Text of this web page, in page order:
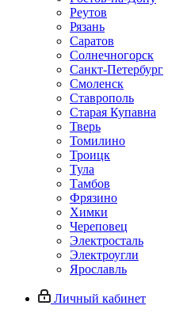
Реутов
Рязань
Саратов
Солнечногорск
Санкт-Петербург
Смоленск
Ставрополь
Старая Купавна
Тверь
Томилино
Троицк
Тула
Тамбов
Фрязино
Химки
Череповец
Электросталь
Электроугли
Ярославль
Личный кабинет